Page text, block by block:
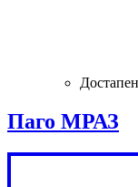
Достапен
Паго МРАЗ